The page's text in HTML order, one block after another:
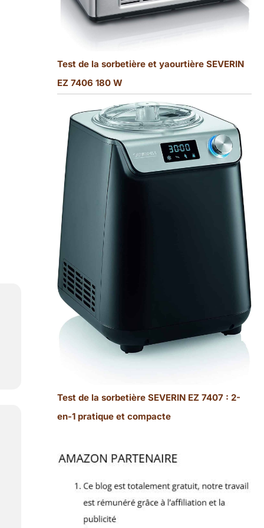
Test de la sorbetière et yaourtière SEVERIN
EZ 7406 180 W
Test de la sorbetière SEVERIN EZ 7407 : 2-
en-1 pratique et compacte